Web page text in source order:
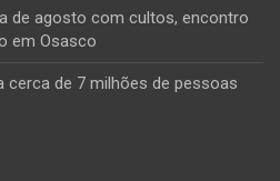
de agosto com cultos, encontro
em Osasco
cerca de 7 milhões de pessoas